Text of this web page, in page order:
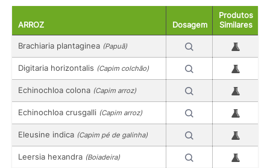
ARROZ Dosagem
Produtos
Similares
Brachiaria plantaginea (Papuã)
Digitaria horizontalis (Capim colchão)
Echinochloa colona (Capim arroz)
Echinochloa crusgalli (Capim arroz)
Eleusine indica (Capim pé de galinha)
Leersia hexandra (Boiadeira)